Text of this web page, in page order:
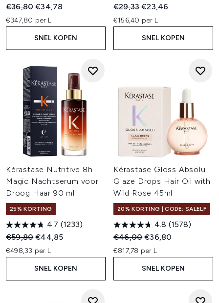
Recommended Retail Price:
€36,80Huidige prijs:
€34,78
€347,80 per L
SNEL KOPEN
Recommended Retail Price:
€29,33Huidige prijs:
€23,46
€156,40 per L
SNEL KOPEN
Kérastase Nutritive 8h
Magic Nachtserum voor
Droog Haar 90 ml
25% KORTING
4.7 (1233)
Recommended Retail Price:
€59,80Huidige prijs:
€44,85
€498,33 per L
SNEL KOPEN
Kérastase Gloss Absolu
Glaze Drops Hair Oil with
Wild Rose 45ml
20% KORTING | CODE: SALELF
4.8 (1578)
Recommended Retail Price:
€46,00Huidige prijs:
€36,80
€817,78 per L
SNEL KOPEN